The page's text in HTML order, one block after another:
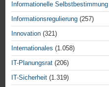
Informationelle Selbstbestimmung
Informationsregulierung (257)
Innovation (321)
Internationales (1.058)
IT-Planungsrat (206)
IT-Sicherheit (1.319)